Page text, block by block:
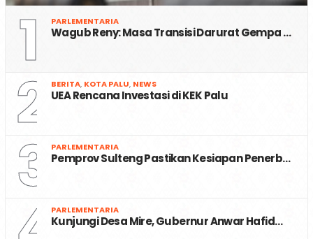
1 PARLEMENTARIA
Wagub Reny: Masa Transisi Darurat Gempa …
2 BERITA, KOTA PALU, NEWS
UEA Rencana Investasi di KEK Palu
3 PARLEMENTARIA
Pemprov Sulteng Pastikan Kesiapan Penerb…
PARLEMENTARIA
Kunjungi Desa Mire, Gubernur Anwar Hafid…